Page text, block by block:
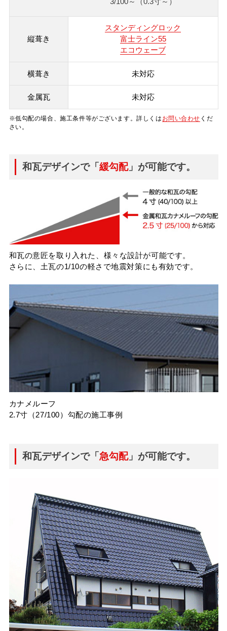
スタンディングロック
富士ライン55
エコウェーブ
未対応
未対応
※低勾配の場合、施工条件等がございます。詳しくは お問い合わせ くだ
さい。
和瓦デザインで「 緩勾配」が可能です。
和瓦の意匠を取り入れた、様々な設計が可能です。
さらに、土瓦の1/10の軽さで地震対策にも有効です。
カナメルーフ
2.7寸（27/100）勾配の施工事例
和瓦デザインで「 急勾配」が可能です。